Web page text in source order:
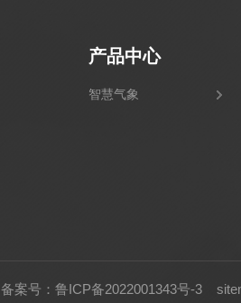
产品中心
智慧气象
备案号：鲁ICP备2022001343号-3